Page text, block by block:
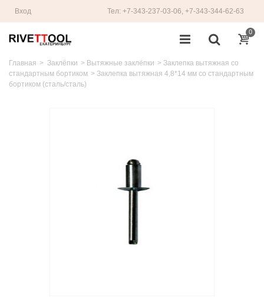
Вход Тел: +7-343-237-03-06, +7-343-344-62-63
0
Главная > Заклёпки > Вытяжные заклёпки > Заклепка вытяжная со
стандартным бортиком > Заклепка вытяжная 4,8*14 мм со стандартным
бортиком (сталь/сталь)